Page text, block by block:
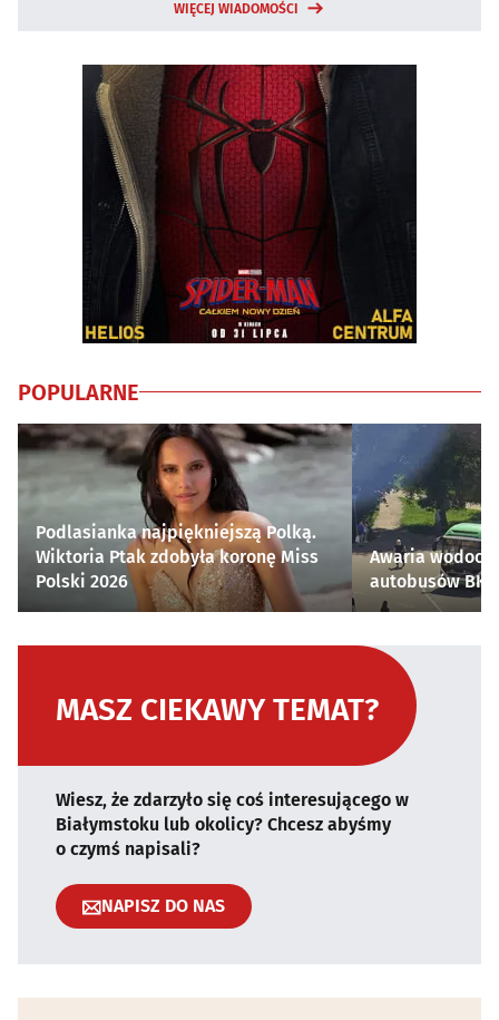
WIĘCEJ WIADOMOŚCI
POPULARNE
Podlasianka najpiękniejszą Polką.
Wiktoria Ptak zdobyła koronę Miss
Polski 2026
Awaria
autobusów
MASZ CIEKAWY TEMAT?
Wiesz, że zdarzyło się coś interesującego w
Białymstoku lub okolicy? Chcesz abyśmy
o czymś napisali?
NAPISZ DO NAS